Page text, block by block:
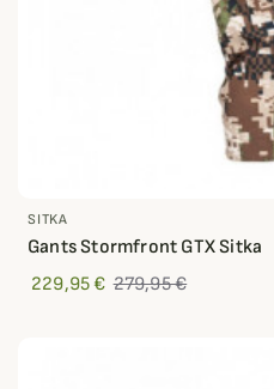
SITKA
Gants Stormfront GTX Sitka
229,95 € 279,95 €